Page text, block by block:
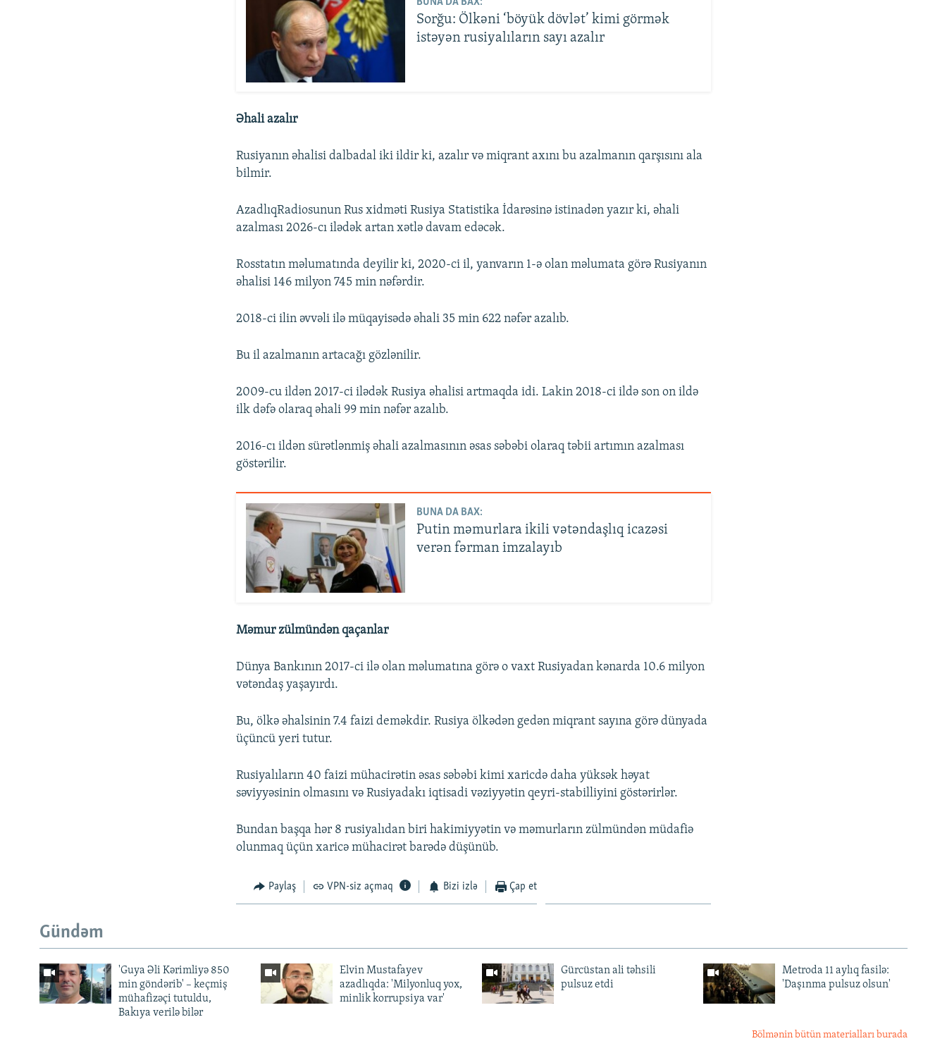
Sorğu: Ölkəni ‘böyük dövlət’ kimi görmək
istəyən rusiyalıların sayı azalır
Əhali azalır
Rusiyanın əhalisi dalbadal iki ildir ki, azalır və miqrant axını bu azalmanın qarşısını ala
bilmir.
AzadlıqRadiosunun Rus xidməti Rusiya Statistika İdarəsinə istinadən yazır ki, əhali
azalması 2026-cı ilədək artan xətlə davam edəcək.
Rosstatın məlumatında deyilir ki, 2020-ci il, yanvarın 1-ə olan məlumata görə Rusiyanın
əhalisi 146 milyon 745 min nəfərdir.
2018-ci ilin əvvəli ilə müqayisədə əhali 35 min 622 nəfər azalıb.
Bu il azalmanın artacağı gözlənilir.
2009-cu ildən 2017-ci ilədək Rusiya əhalisi artmaqda idi. Lakin 2018-ci ildə son on ildə
ilk dəfə olaraq əhali 99 min nəfər azalıb.
2016-cı ildən sürətlənmiş əhali azalmasının əsas səbəbi olaraq təbii artımın azalması
göstərilir.
BUNA DA BAX:
Putin məmurlara ikili vətəndaşlıq icazəsi
verən fərman imzalayıb
Məmur zülmündən qaçanlar
Dünya Bankının 2017-ci ilə olan məlumatına görə o vaxt Rusiyadan kənarda 10.6 milyon
vətəndaş yaşayırdı.
Bu, ölkə əhalsinin 7.4 faizi deməkdir. Rusiya ölkədən gedən miqrant sayına görə dünyada
üçüncü yeri tutur.
Rusiyalıların 40 faizi mühacirətin əsas səbəbi kimi xaricdə daha yüksək həyat
səviyyəsinin olmasını və Rusiyadakı iqtisadi vəziyyətin qeyri-stabilliyini göstərirlər.
Bundan başqa hər 8 rusiyalıdan biri hakimiyyətin və məmurların zülmündən müdafiə
olunmaq üçün xaricə mühacirət barədə düşünüb.
Paylaş VPN-siz açmaq Bizi izlə Çap et
Gündəm
'Guya Əli Kərimliyə 850
min göndərib' – keçmiş
mühafizəçi tutuldu,
Bakıya verilə bilər
Elvin Mustafayev
azadlıqda: 'Milyonluq yox,
minlik korrupsiya var'
Gürcüstan ali təhsili
pulsuz etdi
Metroda 11 aylıq fasilə:
'Daşınma pulsuz olsun'
Bölmənin bütün materialları burada